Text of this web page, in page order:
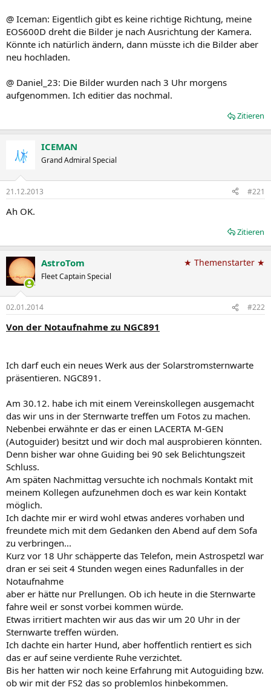
@ Iceman: Eigentlich gibt es keine richtige Richtung, meine
EOS600D dreht die Bilder je nach Ausrichtung der Kamera.
Könnte ich natürlich ändern, dann müsste ich die Bilder aber
neu hochladen.
@ Daniel_23: Die Bilder wurden nach 3 Uhr morgens
aufgenommen. Ich editier das nochmal.
Zitieren
ICEMAN
Grand Admiral Special
21.12.2013 #221
Ah OK.
Zitieren
AstroTom
Fleet Captain Special
★ Themenstarter ★
02.01.2014 #222
Von der Notaufnahme zu NGC891
Ich darf euch ein neues Werk aus der Solarstromsternwarte
präsentieren. NGC891.
Am 30.12. habe ich mit einem Vereinskollegen ausgemacht
das wir uns in der Sternwarte treffen um Fotos zu machen.
Nebenbei erwähnte er das er einen LACERTA M-GEN
(Autoguider) besitzt und wir doch mal ausprobieren könnten.
Denn bisher war ohne Guiding bei 90 sek Belichtungszeit
Schluss.
Am späten Nachmittag versuchte ich nochmals Kontakt mit
meinem Kollegen aufzunehmen doch es war kein Kontakt
möglich.
Ich dachte mir er wird wohl etwas anderes vorhaben und
freundete mich mit dem Gedanken den Abend auf dem Sofa
zu verbringen...
Kurz vor 18 Uhr schäpperte das Telefon, mein Astrospetzl war
dran er sei seit 4 Stunden wegen eines Radunfalles in der
Notaufnahme
aber er hätte nur Prellungen. Ob ich heute in die Sternwarte
fahre weil er sonst vorbei kommen würde.
Etwas irritiert machten wir aus das wir um 20 Uhr in der
Sternwarte treffen würden.
Ich dachte ein harter Hund, aber hoffentlich rentiert es sich
das er auf seine verdiente Ruhe verzichtet.
Bis her hatten wir noch keine Erfahrung mit Autoguiding bzw.
ob wir mit der FS2 das so problemlos hinbekommen.